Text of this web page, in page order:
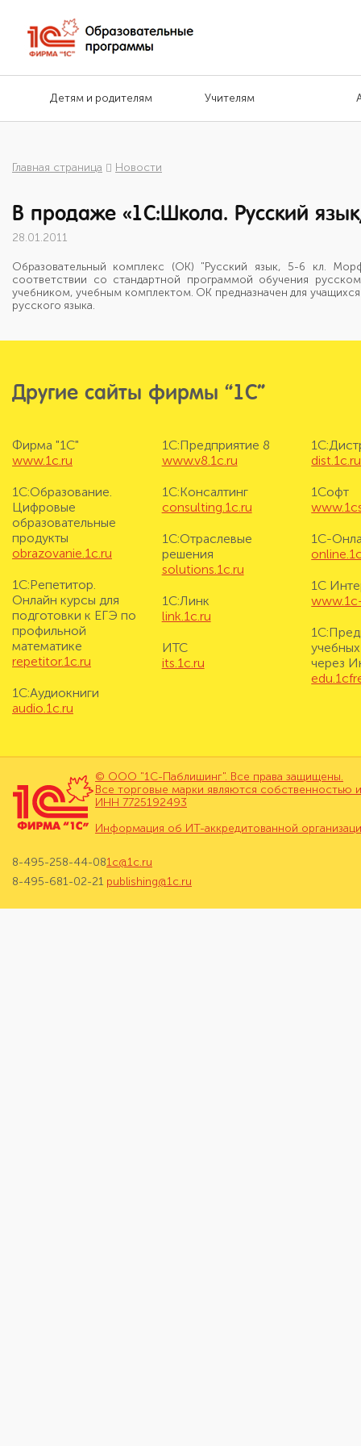
Детям и родителям Учителям
Главная страница Новости
В продаже «1С:Школа. Русский
28.01.2011
Образовательный комплекс (ОК) "Русский язык, 5-6 кл.
соответствии со стандартной программой обучения
учебником, учебным комплектом. ОК предназначен для
русского языка.
Другие сайты фирмы “1С”
Фирма "1С"
www.1c.ru
1С:Образование.
Цифровые
образовательные
продукты
obrazovanie.1c.ru
1С:Репетитор.
Онлайн курсы для
подготовки к ЕГЭ по
профильной
математике
repetitor.1c.ru
1С:Аудиокниги
audio.1c.ru
1С:Предприятие 8
www.v8.1c.ru
1С:Консалтинг
consulting.1c.ru
1С:Отраслевые
решения
solutions.1c.ru
1С:Линк
link.1c.ru
ИТС
its.1c.ru
dist.1c.ru
1Софт
1С-
1С
через
© ООО "1С-Паблишинг". Все права защищены.
Все торговые марки являются собственностью
ИНН 7725192493
Информация об ИТ-аккредитованной
8-495-258-44-08
8-495-681-02-21
1c@1c.ru
publishing@1c.ru